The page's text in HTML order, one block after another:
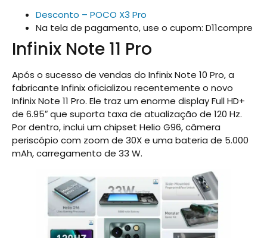
Desconto – POCO X3 Pro
Na tela de pagamento, use o cupom: D11compre
Infinix Note 11 Pro
Após o sucesso de vendas do Infinix Note 10 Pro, a
fabricante Infinix oficializou recentemente o novo
Infinix Note 11 Pro. Ele traz um enorme display Full HD+
de 6.95″ que suporta taxa de atualização de 120 Hz.
Por dentro, inclui um chipset Helio G96, câmera
periscópio com zoom de 30X e uma bateria de 5.000
mAh, carregamento de 33 W.